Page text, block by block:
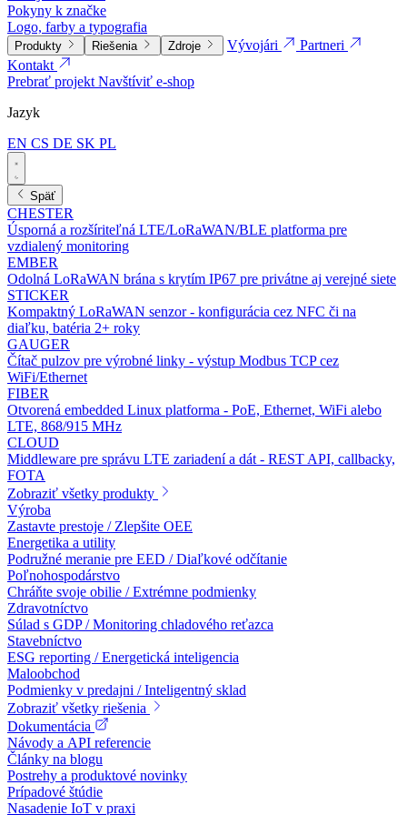
Pokyny k značke
Logo, farby a typografia
Produkty Riešenia Zdroje Vývojári
Partneri
Kontakt
Prebrať projektNavštíviť e-shop
Jazyk
EN CS DE SK PL
Späť
CHESTER
Úsporná a rozšíriteľná LTE/LoRaWAN/BLE platforma pre
vzdialený monitoring
EMBER
Odolná LoRaWAN brána s krytím IP67 pre privátne aj verejné siete
STICKER
Kompaktný LoRaWAN senzor - konfigurácia cez NFC či na
diaľku, batéria 2+ roky
GAUGER
Čítač pulzov pre výrobné linky - výstup Modbus TCP cez
WiFi/Ethernet
FIBER
Otvorená embedded Linux platforma - PoE, Ethernet, WiFi alebo
LTE, 868/915 MHz
CLOUD
Middleware pre správu LTE zariadení a dát - REST API, callbacky,
FOTA
Zobraziť všetky produkty
Výroba
Zastavte prestoje / Zlepšite OEE
Energetika a utility
Podružné meranie pre EED / Diaľkové odčítanie
Poľnohospodárstvo
Chráňte svoje obilie / Extrémne podmienky
Zdravotníctvo
Súlad s GDP / Monitoring chladového reťazca
Stavebníctvo
ESG reporting / Energetická inteligencia
Maloobchod
Podmienky v predajni / Inteligentný sklad
Zobraziť všetky riešenia
Dokumentácia
Návody a API referencie
Články na blogu
Postrehy a produktové novinky
Prípadové štúdie
Nasadenie IoT v praxi